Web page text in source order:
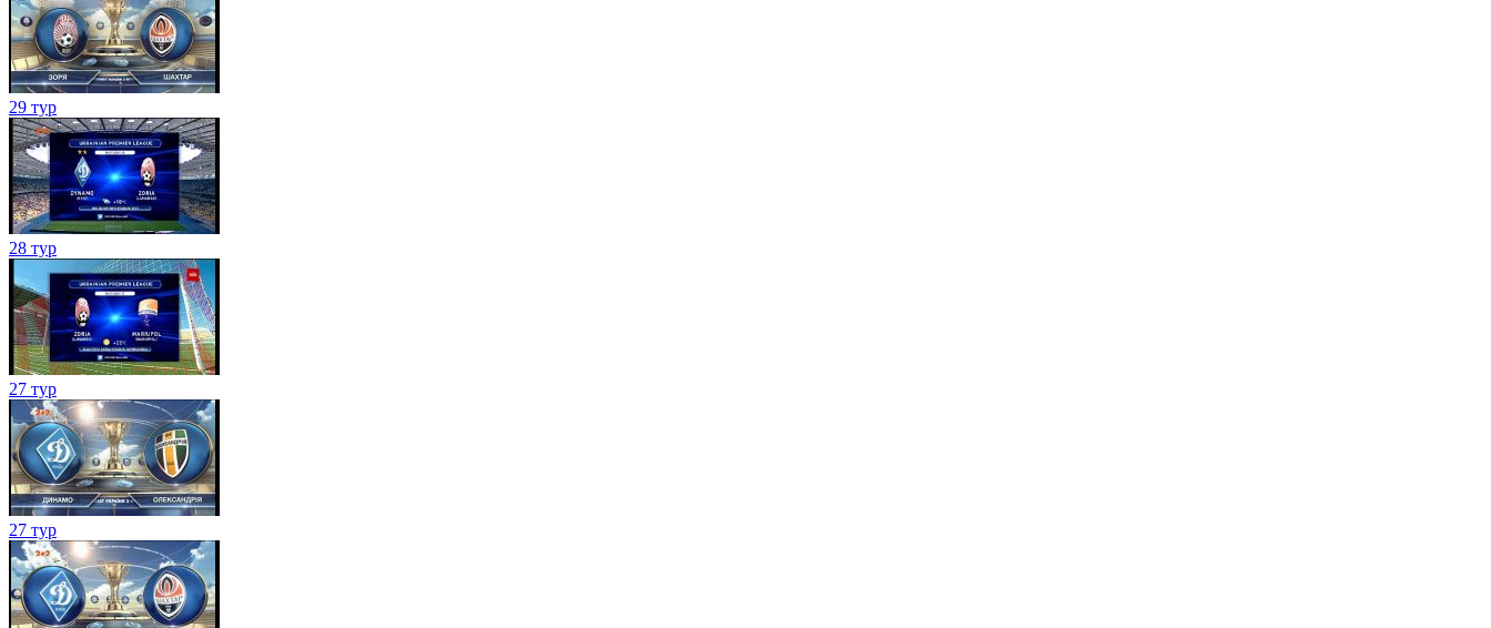
29 тур
28 тур
27 тур
27 тур